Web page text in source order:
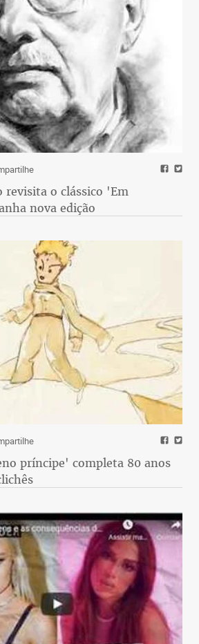
revisita o clássico 'Em
nova edição
príncipe' completa 80 anos